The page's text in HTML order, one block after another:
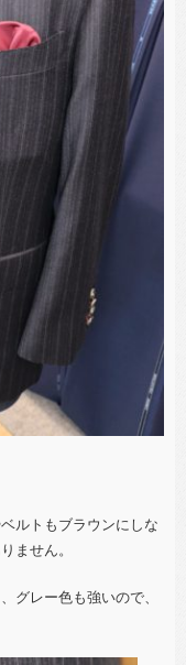
ルトもブラウンにしな
ません。
グレー色も強いので、